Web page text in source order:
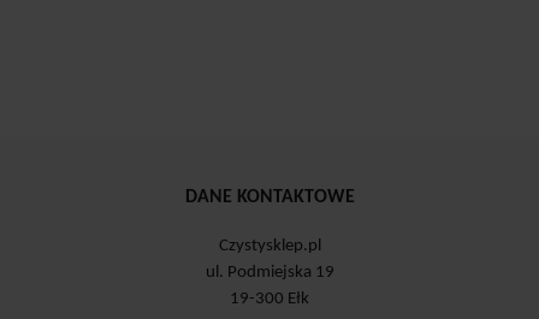
DANE KONTAKTOWE
Czystysklep.pl
ul. Podmiejska 19
19-300 Ełk